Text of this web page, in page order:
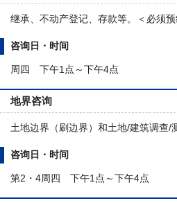
继承、不动产登记、存款等。＜必须
咨询日・时间
周四 下午1点～下午4点
地界咨询
土地边界（刷边界）和土地/建筑调查/
咨询日・时间
第2・4周四 下午1点～下午4点